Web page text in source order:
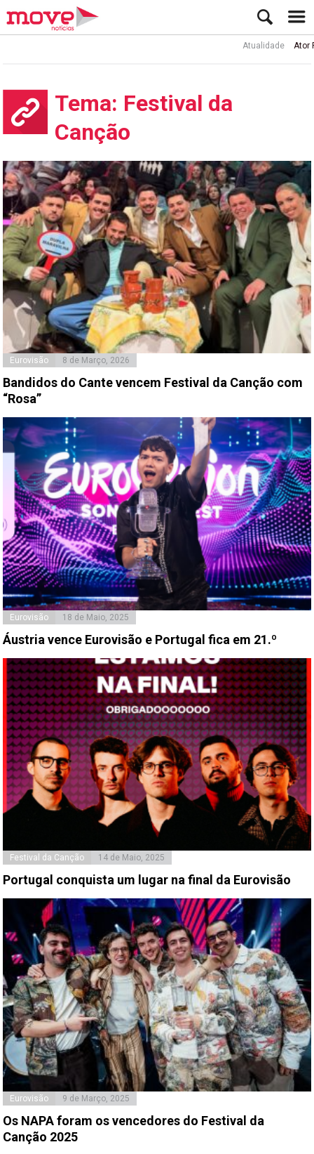
Ator Rui de Sá
Tema: Festival da
Canção
Eurovisão 8 de Março, 2026
Bandidos do Cante vencem Festival da Canção com
“Rosa”
Eurovisão 18 de Maio, 2025
Áustria vence Eurovisão e Portugal fica em 21.º
Festival da Canção 14 de Maio, 2025
Portugal conquista um lugar na final da Eurovisão
Eurovisão 9 de Março, 2025
Os NAPA foram os vencedores do Festival da
Canção 2025